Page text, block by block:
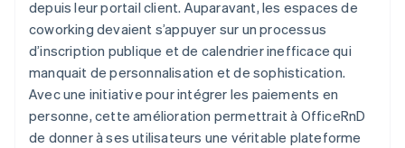
depuis leur portail client. Auparavant, les espaces de
coworking devaient s’appuyer sur un processus
d’inscription publique et de calendrier inefficace qui
manquait de personnalisation et de sophistication.
Avec une initiative pour intégrer les paiements en
personne, cette amélioration permettrait à OfficeRnD
de donner à ses utilisateurs une véritable plateforme